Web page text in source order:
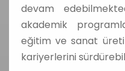
devam
akademik
eğitim ve sanat
kariyerlerini